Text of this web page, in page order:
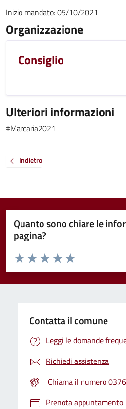
Inizio mandato:05/10/2021
Organizzazione
Consiglio
Ulteriori informazioni
#Marcaria2021
Indietro
Quanto sono chiare le
pagina?
Valuta da 1 a 5 stelle la pagina
Valuta 5 stelle su
Valuta 4 stelle su 5
Valuta 3 stelle su 5
Valuta 2 stelle su 5
Valuta 1 stelle su 5
Contatta il comune
Leggi le domande
Richiedi assistenza
Chiama il numero
Prenota appuntamento